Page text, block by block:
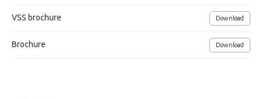
Afm. (bxhxd) 150x120x28 mm.
VSS brochure Download
Brochure Download